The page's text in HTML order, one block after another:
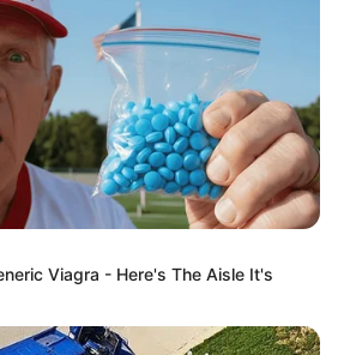
Viagra - Here's The Aisle It's